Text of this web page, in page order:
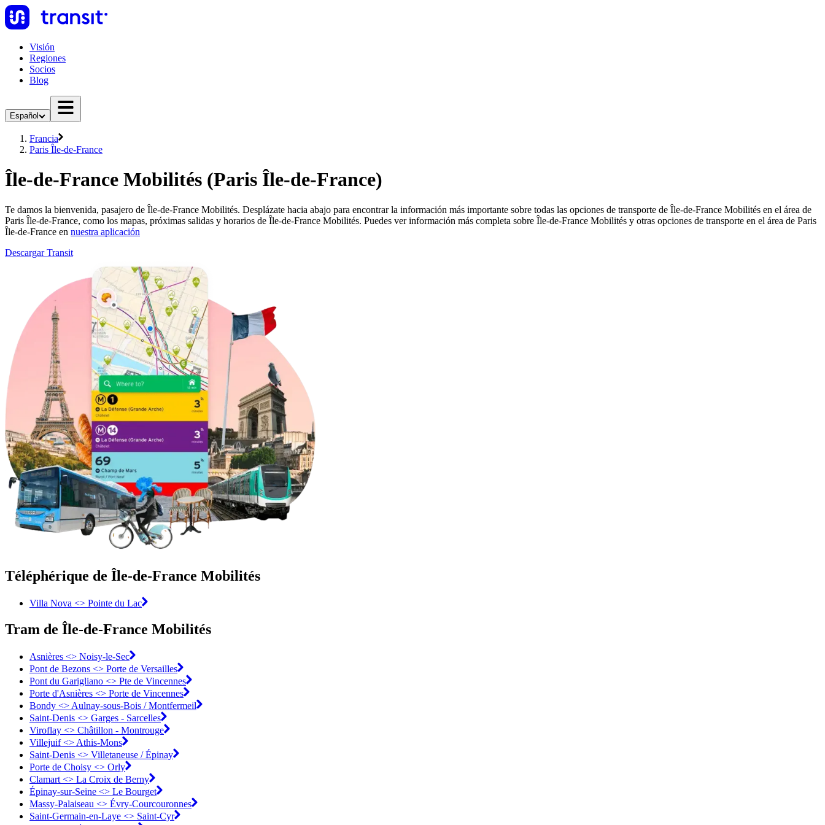
Visión
Regiones
Socios
Blog
Español
Francia
Paris Île-de-France
Île-de-France Mobilités (Paris Île-de-France)
Te damos la bienvenida, pasajero de Île-de-France Mobilités. Desplázate hacia abajo para encontrar la información más importante sobre todas las opciones de transporte de Île-de-France Mobilités en el área de
Paris Île-de-France, como los mapas, próximas salidas y horarios de Île-de-France Mobilités. Puedes ver información más completa sobre Île-de-France Mobilités y otras opciones de transporte en el área de Paris
Île-de-France en nuestra aplicación
Descargar Transit
Téléphérique de Île-de-France Mobilités
Villa Nova <> Pointe du Lac
Tram de Île-de-France Mobilités
Asnières <>︎ Noisy-le-Sec
Pont de Bezons <>︎ Porte de Versailles
Pont du Garigliano <>︎ Pte de Vincennes
Porte d'Asnières <>︎ Porte de Vincennes
Bondy <>︎ Aulnay-sous-Bois / Montfermeil
Saint-Denis <>︎ Garges - Sarcelles
Viroflay <>︎ Châtillon - Montrouge
Villejuif <>︎ Athis-Mons
Saint-Denis <>︎ Villetaneuse / Épinay
Porte de Choisy <>︎ Orly
Clamart <>︎ La Croix de Berny
Épinay-sur-Seine <>︎ Le Bourget
Massy-Palaiseau <> Évry-Courcouronnes︎
Saint-Germain-en-Laye <>︎ Saint-Cyr